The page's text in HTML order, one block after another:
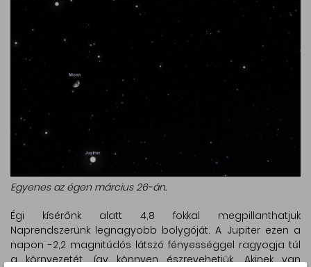
Egyenes az égen március 26-án.
Égi kísérőnk alatt 4,8 fokkal megpillanthatjuk
Naprendszerünk legnagyobb bolygóját. A Jupiter ezen a
napon -2,2 magnitúdós látszó fényességgel ragyogja túl
a környezetét, így könnyen észrevehetjük. Akinek van